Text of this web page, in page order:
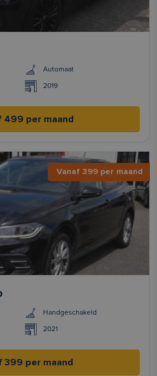
Automaat
2019
499 per maand
Vanaf 399 per maand
Handgeschakeld
2021
399 per maand